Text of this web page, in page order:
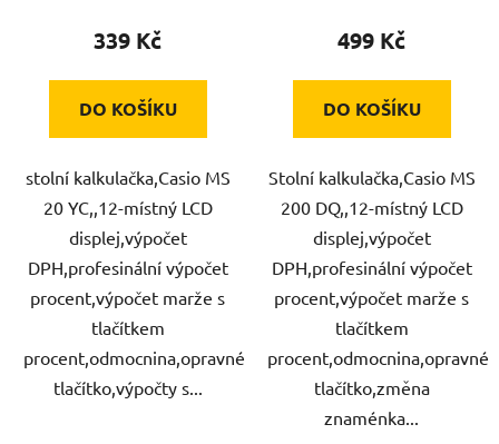
339 Kč
DO KOŠÍKU
stolní kalkulačka,Casio MS
20 YC,,12-místný LCD
displej,výpočet
DPH,profesinální výpočet
procent,výpočet marže s
tlačítkem
procent,odmocnina,opravné
tlačítko,výpočty s...
499 Kč
DO KOŠÍKU
Stolní kalkulačka,Casio MS
200 DQ,,12-místný LCD
displej,výpočet
DPH,profesinální výpočet
procent,výpočet marže s
tlačítkem
procent,odmocnina,opravné
tlačítko,změna
znaménka...